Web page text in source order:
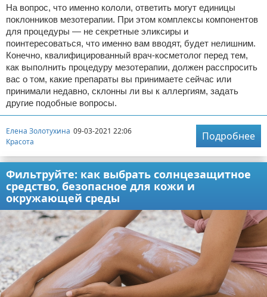
На вопрос, что именно кололи, ответить могут единицы
поклонников мезотерапии. При этом комплексы компонентов
для процедуры — не секретные эликсиры и
поинтересоваться, что именно вам вводят, будет нелишним.
Конечно, квалифицированный врач-косметолог перед тем,
как выполнить процедуру мезотерапии, должен расспросить
вас о том, какие препараты вы принимаете сейчас или
принимали недавно, склонны ли вы к аллергиям, задать
другие подобные вопросы.
Елена Золотухина 09-03-2021 22:06
Красота
Подробнее
Фильтруйте: как выбрать солнцезащитное
средство, безопасное для кожи и
окружающей среды